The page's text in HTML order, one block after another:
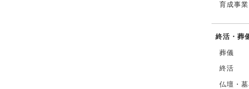
育成事業
終活・葬
葬儀
終活
仏壇・